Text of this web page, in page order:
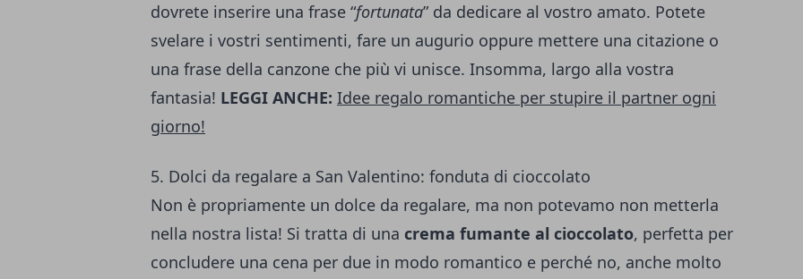
dovrete inserire una frase “fortunata” da dedicare al vostro amato. Potete
svelare i vostri sentimenti, fare un augurio oppure mettere una citazione o
una frase della canzone che più vi unisce. Insomma, largo alla vostra
fantasia! LEGGI ANCHE: Idee regalo romantiche per stupire il partner ogni
giorno!
5. Dolci da regalare a San Valentino: fonduta di cioccolato
Non è propriamente un dolce da regalare, ma non potevamo non metterla
nella nostra lista! Si tratta di una crema fumante al cioccolato, perfetta per
concludere una cena per due in modo romantico e perché no, anche molto